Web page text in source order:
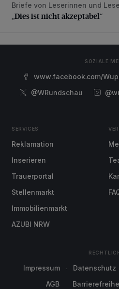
„Dies ist nicht akzeptabel“
Briefe von Leserinnen und
„Dies ist nicht akzeptabel“
SOZIALE
www.facebook.com/
@WRundschau
SERVICES
Reklamation
Inserieren
Trauerportal
Stellenmarkt
Immobilienmarkt
AZUBI NRW
Impressum Datenschutz
AGB